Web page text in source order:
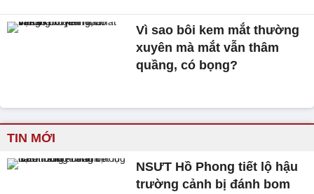
Vì sao bôi kem mắt thường
xuyên mà mắt vẫn thâm
quầng, có bọng?
TIN MỚI
NSƯT Hồ Phong tiết lộ hậu
trường cảnh bị đánh bom